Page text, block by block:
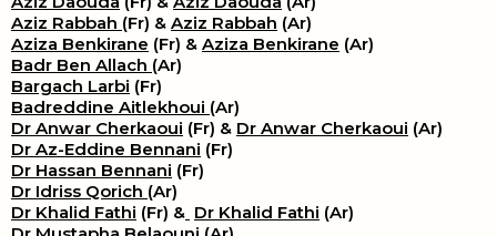
Aziz Rabbah (Fr) & Aziz Rabbah (Ar)
Aziza Benkirane (Fr) & Aziza Benkirane (Ar)
Badr Ben Allach (Ar)
Bargach Larbi (Fr)
Badreddine Aitlekhoui (Ar)
Dr Anwar Cherkaoui (Fr) & Dr Anwar Cherkaoui (Ar)
Dr Az-Eddine Bennani (Fr)
Dr Hassan Bennani (Fr)
Dr Idriss Qorich (Ar)
Dr Khalid Fathi (Fr) & Dr Khalid Fathi (Ar)